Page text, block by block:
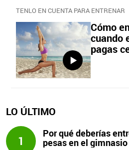
TENLO EN CUENTA PARA ENTRENAR
Cómo
cuando
pagas
LO ÚLTIMO
1
Por qué deberías
pesas en el